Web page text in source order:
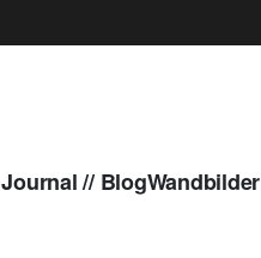
Journal // BlogWandbilder